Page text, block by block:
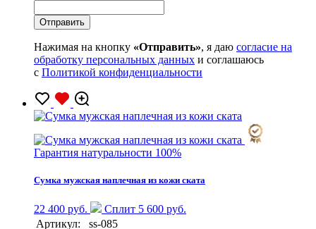
Нажимая на кнопку «Отправить», я даю согласие на
обработку персональных данных и соглашаюсь
с Политикой конфиденциальности
Гарантия натуральности 100%
Сумка мужская наплечная из кожи ската
22 400 руб.
Сплит 5 600 руб.
Артикул:
ss-085